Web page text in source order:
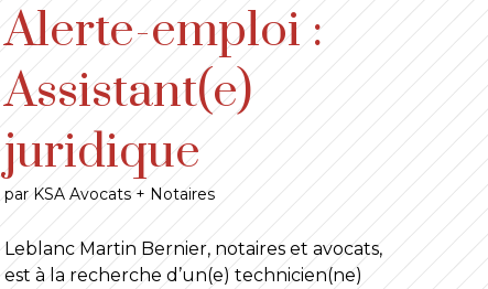
Alerte-emploi :
Assistant(e)
juridique
par KSA Avocats + Notaires
Leblanc Martin Bernier, notaires et avocats,
est à la recherche d’un(e) technicien(ne)